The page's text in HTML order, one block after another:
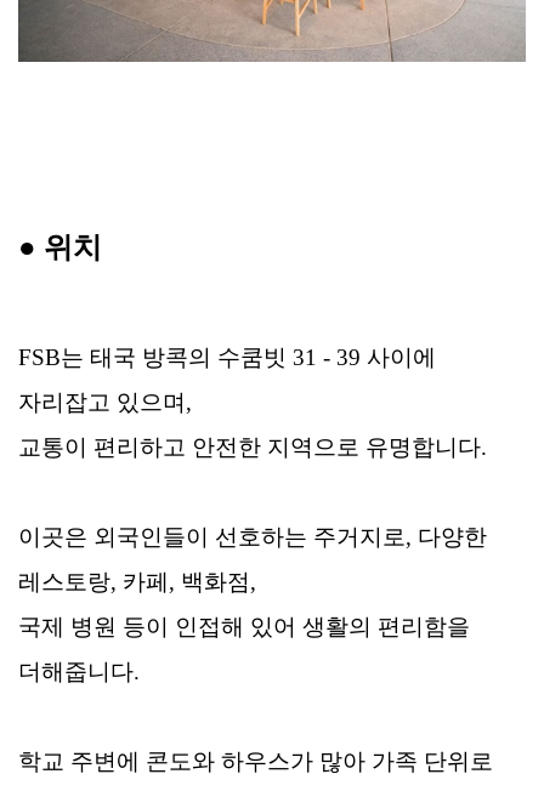
● 위치
FSB는 태국 방콕의 수쿰빗 31 - 39 사이에
자리잡고 있으며,
교통이 편리하고 안전한 지역으로 유명합니다.
이곳은 외국인들이 선호하는 주거지로, 다양한
레스토랑, 카페, 백화점,
국제 병원 등이 인접해 있어 생활의 편리함을
더해줍니다.
학교 주변에 콘도와 하우스가 많아 가족 단위로